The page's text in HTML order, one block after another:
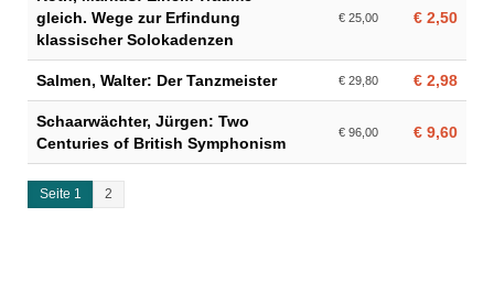
gleich. Wege zur Erfindung
klassischer Solokadenzen
€ 25,00 € 2,50
Salmen, Walter: Der Tanzmeister € 29,80 € 2,98
Schaarwächter, Jürgen: Two
Centuries of British Symphonism
€ 96,00 € 9,60
Seite 1 2